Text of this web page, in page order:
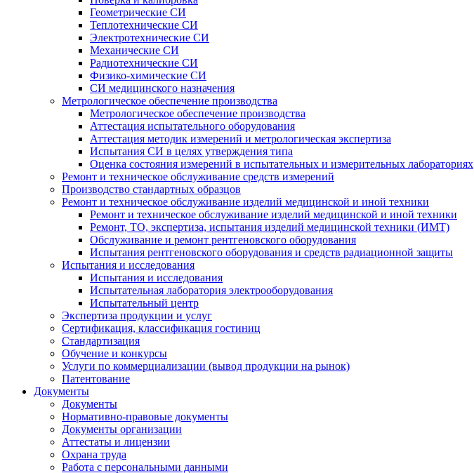
Геометрические СИ
Теплотехнические СИ
Электротехнические СИ
Механические СИ
Радиотехнические СИ
Физико-химические СИ
СИ медицинского назначения
Метрологическое обеспечение производства
Метрологическое обеспечение производства
Аттестация испытательного оборудования
Аттестация методик измерений и метрологическая экспертиза
Испытания СИ в целях утверждения типа
Оценка состояния измерений в испытательных и измерительных лабораториях
Ремонт и техническое обслуживание средств измерений
Производство стандартных образцов
Ремонт и техническое обслуживание изделий медицинской и иной техники
Ремонт и техническое обслуживание изделий медицинской и иной техники
Ремонт, ТО, экспертиза, испытания изделий медицинской техники (ИМТ)
Обслуживание и ремонт рентгеновского оборудования
Испытания рентгеновского оборудования и средств радиационной защиты
Испытания и исследования
Испытания и исследования
Испытательная лаборатория электрооборудования
Испытательный центр
Экспертиза продукции и услуг
Сертификация, классификация гостиниц
Стандартизация
Обучение и конкурсы
Услуги по коммерциализации (вывод продукции на рынок)
Патентование
Документы
Документы
Нормативно-правовые документы
Документы организации
Аттестаты и лицензии
Охрана труда
Работа с персональными данными